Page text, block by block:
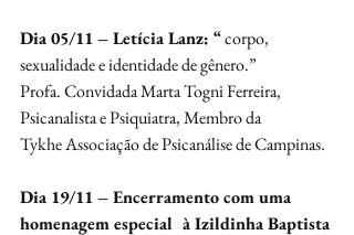
Dia 05/11 – Letícia Lanz: “ corpo,
sexualidade e identidade de gênero.”
Profa. Convidada Marta Togni Ferreira,
Psicanalista e Psiquiatra, Membro da
Tykhe Associação de Psicanálise de Campinas.
Dia 19/11 – Encerramento com uma
homenagem especial  à Izildinha Baptista